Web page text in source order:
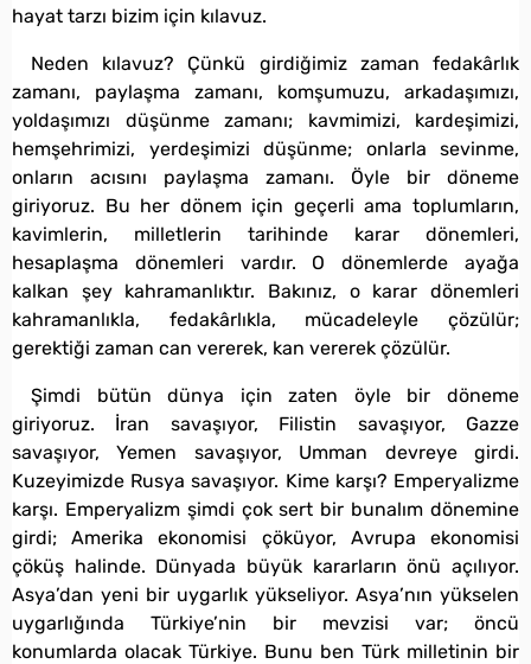
hayat tarzı bizim için kılavuz.
Neden kılavuz? Çünkü girdiğimiz zaman fedakârlık
zamanı, paylaşma zamanı, komşumuzu, arkadaşımızı,
yoldaşımızı düşünme zamanı; kavmimizi, kardeşimizi,
hemşehrimizi, yerdeşimizi düşünme; onlarla sevinme,
onların acısını paylaşma zamanı. Öyle bir döneme
giriyoruz. Bu her dönem için geçerli ama toplumların,
kavimlerin, milletlerin tarihinde karar dönemleri,
hesaplaşma dönemleri vardır. O dönemlerde ayağa
kalkan şey kahramanlıktır. Bakınız, o karar dönemleri
kahramanlıkla, fedakârlıkla, mücadeleyle çözülür;
gerektiği zaman can vererek, kan vererek çözülür.
Şimdi bütün dünya için zaten öyle bir döneme
giriyoruz. İran savaşıyor, Filistin savaşıyor, Gazze
savaşıyor, Yemen savaşıyor, Umman devreye girdi.
Kuzeyimizde Rusya savaşıyor. Kime karşı? Emperyalizme
karşı. Emperyalizm şimdi çok sert bir bunalım dönemine
girdi; Amerika ekonomisi çöküyor, Avrupa ekonomisi
çöküş halinde. Dünyada büyük kararların önü açılıyor.
Asya’dan yeni bir uygarlık yükseliyor. Asya’nın yükselen
uygarlığında Türkiye’nin bir mevzisi var; öncü
konumlarda olacak Türkiye. Bunu ben Türk milletinin bir